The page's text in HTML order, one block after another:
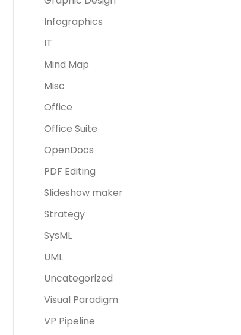
Infographics
IT
Mind Map
Misc
Office
Office Suite
OpenDocs
PDF Editing
Slideshow maker
Strategy
SysML
UML
Uncategorized
Visual Paradigm
VP Pipeline